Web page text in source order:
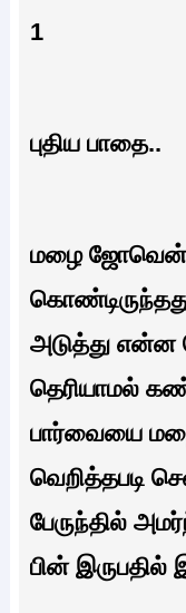
1
புதிய பாதை..
மழை
அடுத்து என்ன
தெரியாமல்
பார்வையை
வெறித்தபடி
பேருந்தில்
பின்